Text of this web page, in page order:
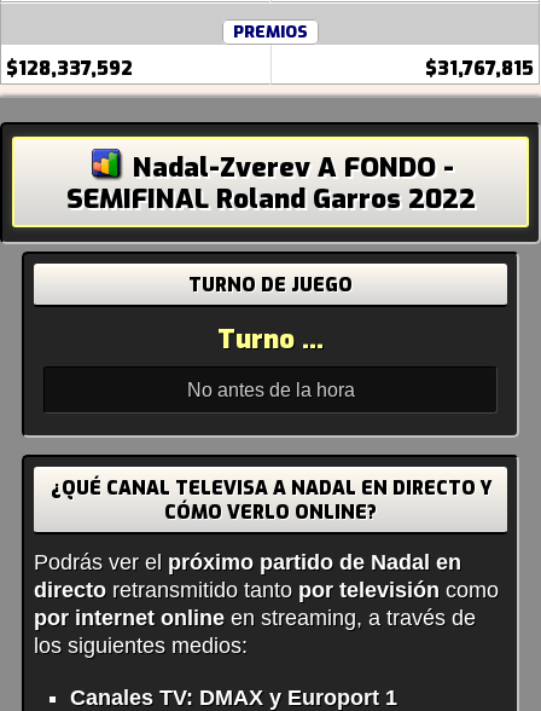
PREMIOS
$128,337,592 $31,767,815
Nadal-Zverev A FONDO -
SEMIFINAL Roland Garros 2022
TURNO DE JUEGO
Turno ...
No antes de la hora
¿QUÉ CANAL TELEVISA A NADAL EN DIRECTO Y
CÓMO VERLO ONLINE?
Podrás ver el próximo partido de Nadal en
directoretransmitido tanto por televisióncomo
por internet onlineen streaming, a través de
los siguientes medios:
Canales TV: DMAX y Europort 1